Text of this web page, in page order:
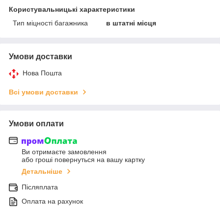
Користувальницькі характеристики
Тип міцності багажника
в штатні місця
Умови доставки
Нова Пошта
Всі умови доставки
Умови оплати
Ви отримаєте замовлення
або гроші повернуться на вашу картку
Детальніше
Післяплата
Оплата на рахунок